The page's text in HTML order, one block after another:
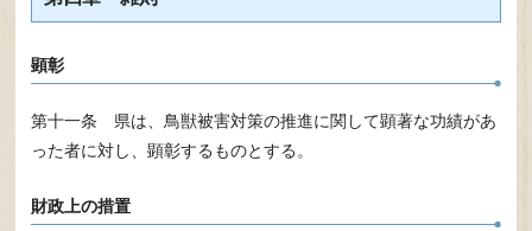
顕彰
第十一条 県は、鳥獣被害対策の推進に関して顕著な功績があ
った者に対し、顕彰するものとする。
財政上の措置